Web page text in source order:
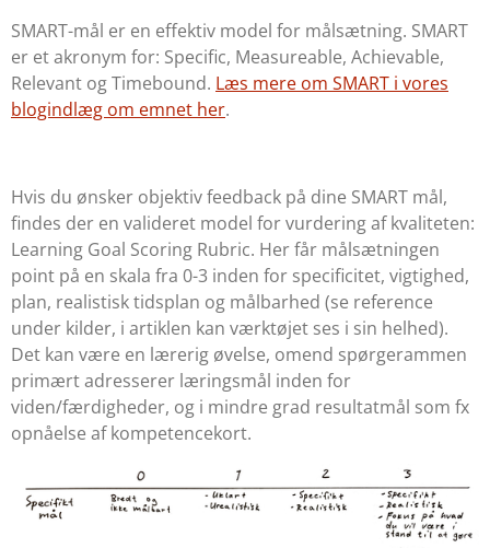
SMART-mål er en effektiv model for målsætning. SMART
er et akronym for: Specific, Measureable, Achievable,
Relevant ogTimebound. Læs mere om SMART i vores
blogindlæg om emnet her.
Hvis du ønsker objektiv feedback på dine SMART mål,
findes der en valideret model for vurdering af kvaliteten:
Learning Goal Scoring Rubric. Her får målsætningen
point på en skala fra 0-3 inden for specificitet, vigtighed,
plan, realistisk tidsplan og målbarhed (se reference
under kilder, i artiklen kan værktøjet ses i sin helhed).
Det kan være en lærerig øvelse, omend spørgerammen
primært adresserer læringsmål inden for
viden/færdigheder, og i mindre grad resultatmål som fx
opnåelse af kompetencekort.